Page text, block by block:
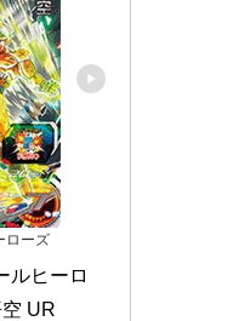
ローズ
ルヒーロ
UR